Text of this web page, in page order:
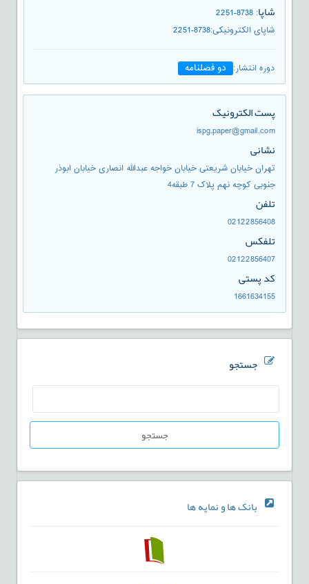
شاپا:
2251-8738
شاپای الکترونیکی:
2251-8738
دوره انتشار: دو فصلنامه
پست الکترونیک
ispg.paper@gmail.com
نشانی
تهران خیابان شریعتی خیابان خواجه عبدالله انصاری خیابان ابوذر
جنوبی کوچه نهم پلاک 7 طبقه4
تلفن
02122856408
تلفكس
02122856407
کد پستی
1661634155
جستجو
جستجو
بانک ها و نمایه ها